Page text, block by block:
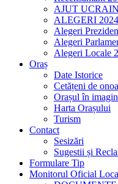
AJUT
ALEGERI 2024
Alegeri
Alegeri
Alegeri Locale
Oraș
Date Istorice
Cetățeni de
Orașul în
Harta Orașului
Turism
Contact
Sesizări
Sugestii și
Formulare Tip
Monitorul Oficial